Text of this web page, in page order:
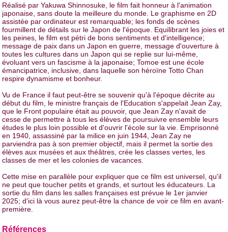
Réalisé par Yakuwa Shinnosuke, le film fait honneur à l'animation
japonaise, sans doute la meilleure du monde. Le graphisme en 2D
assistée par ordinateur est remarquable; les fonds de scènes
fourmillent de détails sur le Japon de l'époque. Equilibrant les joies et
les peines, le film est pétri de bons sentiments et d'intelligence;
message de paix dans un Japon en guerre, message d'ouverture à
toutes les cultures dans un Japon qui se replie sur lui-même,
évoluant vers un fascisme à la japonaise; Tomoe est une école
émancipatrice, inclusive, dans laquelle son héroïne Totto Chan
respire dynamisme et bonheur.
Vu de France il faut peut-être se souvenir qu'à l'époque décrite au
début du film, le ministre français de l'Education s'appelait Jean Zay,
que le Front populaire était au pouvoir, que Jean Zay n'avait de
cesse de permettre à tous les élèves de poursuivre ensemble leurs
études le plus loin possible et d'ouvrir l'école sur la vie. Emprisonné
en 1940, assassiné par la milice en juin 1944, Jean Zay ne
parviendra pas à son premier objectif, mais il permet la sortie des
élèves aux musées et aux théâtres, crée les classes vertes, les
classes de mer et les colonies de vacances.
Cette mise en parallèle pour expliquer que ce film est universel, qu'il
ne peut que toucher petits et grands, et surtout les éducateurs. La
sortie du film dans les salles françaises est prévue le 1er janvier
2025; d'ici là vous aurez peut-être la chance de voir ce film en avant-
première.
Références